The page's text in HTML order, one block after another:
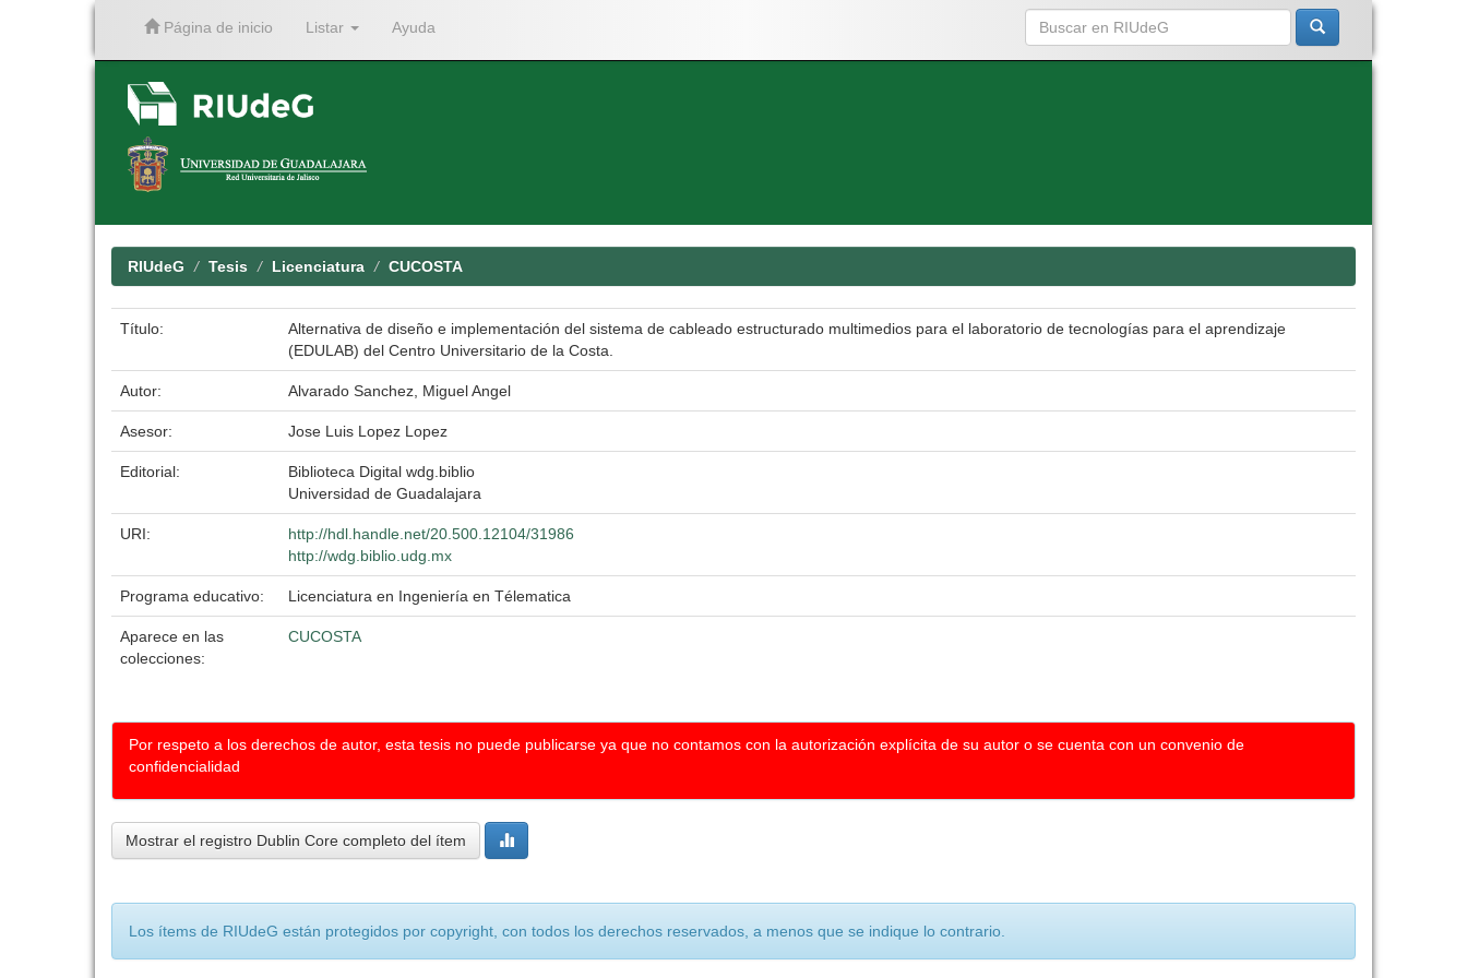
Página de inicio Listar Ayuda
RIUdeG Tesis Licenciatura CUCOSTA
Título:
Alternativa de diseño e implementación del sistema de cableado estructurado multimedios para el laboratorio de tecnologías para el aprendizaje
(EDULAB) del Centro Universitario de la Costa.
Autor: Alvarado Sanchez, Miguel Angel
Asesor: Jose Luis Lopez Lopez
Editorial:
Biblioteca Digital wdg.biblio
Universidad de Guadalajara
URI:
http://hdl.handle.net/20.500.12104/31986
http://wdg.biblio.udg.mx
Programa educativo: Licenciatura en Ingeniería en Télematica
Aparece en las
colecciones:
CUCOSTA
Por respeto a los derechos de autor, esta tesis no puede publicarse ya que no contamos con la autorización explícita de su autor o se cuenta con un convenio de
confidencialidad
Mostrar el registro Dublin Core completo del ítem
Los ítems de RIUdeG están protegidos por copyright, con todos los derechos reservados, a menos que se indique lo contrario.